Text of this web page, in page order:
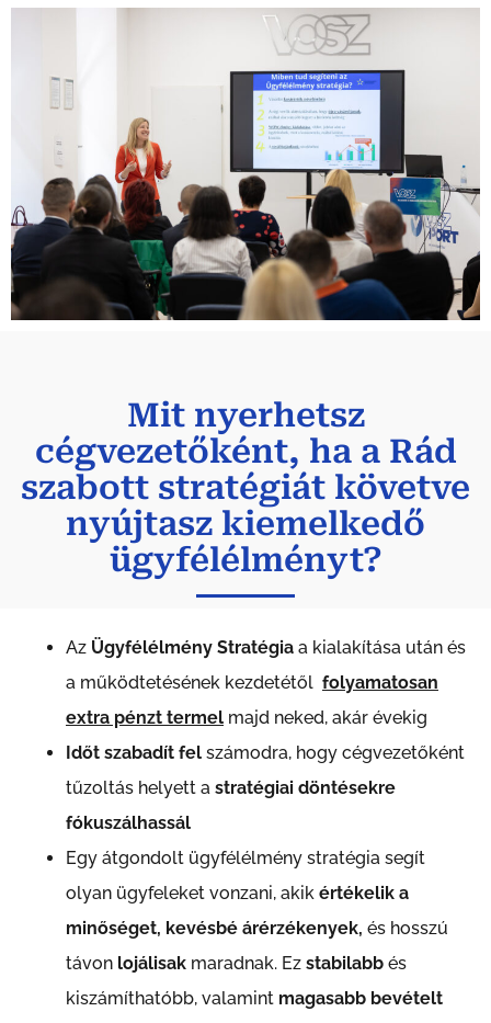
Mit nyerhetsz
cégvezetőként, ha a Rád
szabott stratégiát követve
nyújtasz kiemelkedő
ügyfélélményt?
Az Ügyfélélmény Stratégia a kialakítása után és
a működtetésének kezdetétől folyamatosan
extra pénzt termel majd neked, akár évekig
Időt szabadít fel számodra, hogy cégvezetőként
tűzoltás helyett a stratégiai döntésekre
fókuszálhassál
Egy átgondolt ügyfélélmény stratégia segít
olyan ügyfeleket vonzani, akik értékelik a
minőséget, kevésbé árérzékenyek, és hosszú
távon lojálisak maradnak. Ez stabilabb és
kiszámíthatóbb, valamint magasabb bevételt